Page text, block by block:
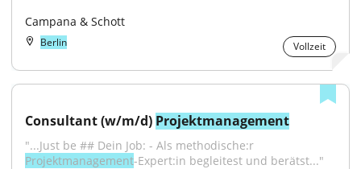
Campana & Schott
Berlin Vollzeit
Consultant (w/m/d) Projektmanagement
Projektmanagement-Expert:in begleitest und berätst..."